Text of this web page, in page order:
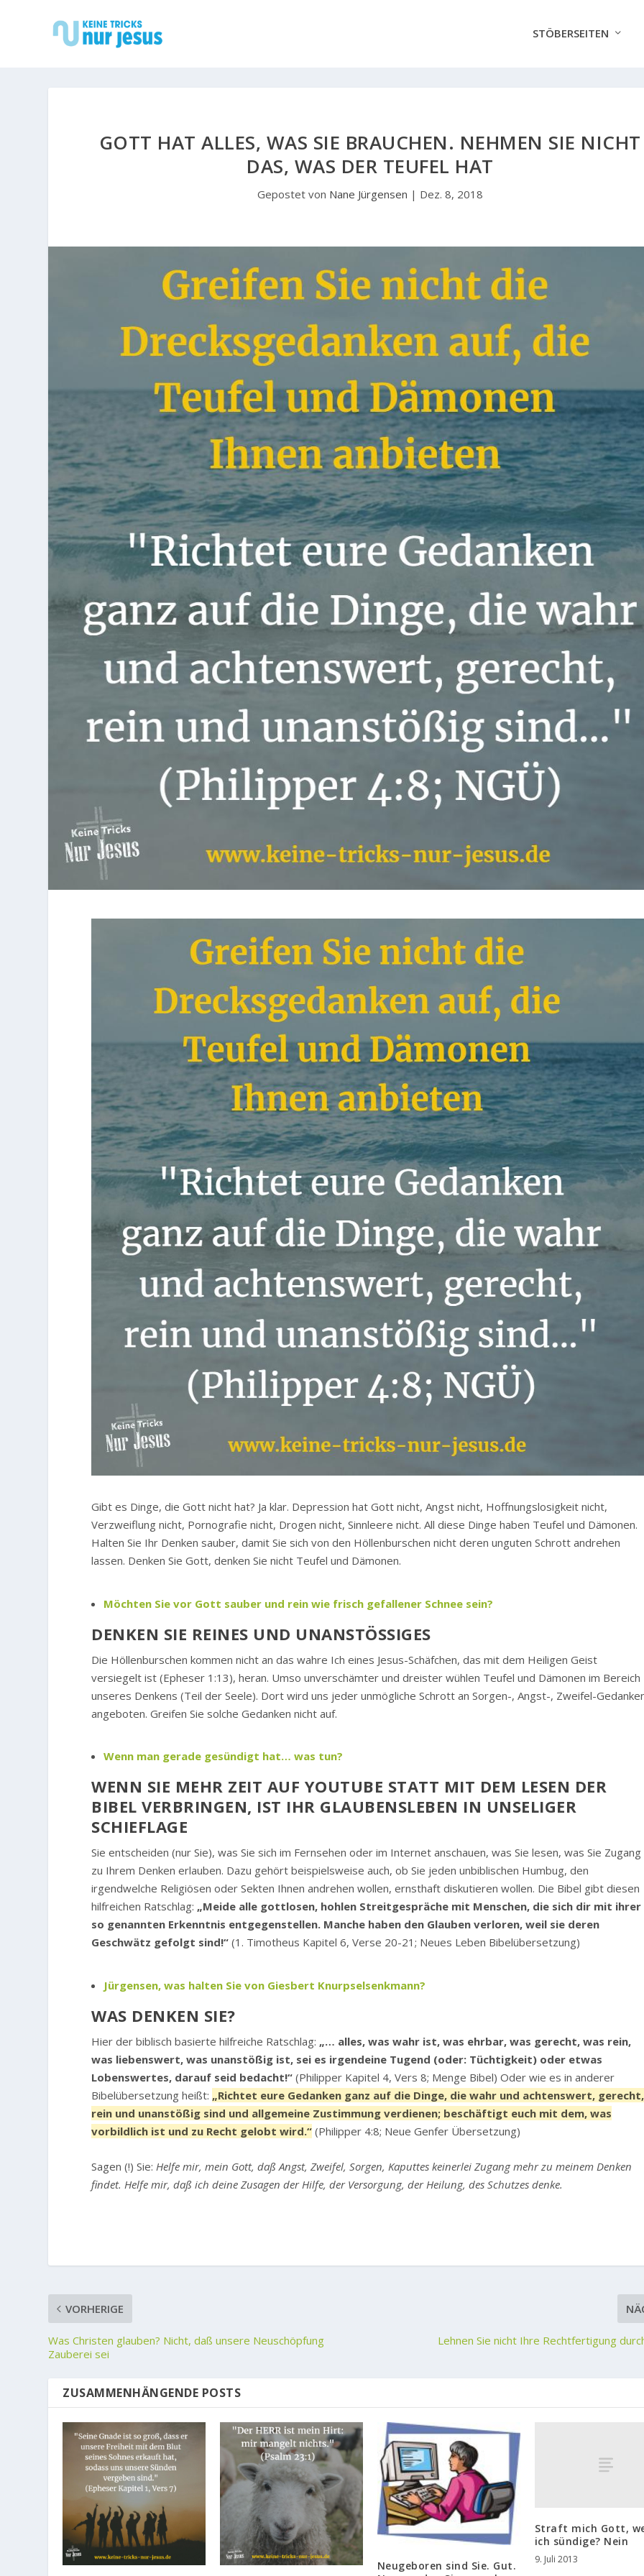
STÖBERSEITEN
GOTT HAT ALLES, WAS SIE BRAUCHEN. NEHMEN SIE NICHT
DAS, WAS DER TEUFEL HAT
Gepostet von Nane Jürgensen | Dez. 8, 2018
Gibt es Dinge, die Gott nicht hat? Ja klar. Depression hat Gott nicht, Angst nicht, Hoffnungslosigkeit nicht,
Verzweiflung nicht, Pornografie nicht, Drogen nicht, Sinnleere nicht. All diese Dinge haben Teufel und Dämonen.
Halten Sie Ihr Denken sauber, damit Sie sich von den Höllenburschen nicht deren unguten Schrott andrehen
lassen. Denken Sie Gott, denken Sie nicht Teufel und Dämonen.
Möchten Sie vor Gott sauber und rein wie frisch gefallener Schnee sein?
DENKEN SIE REINES UND UNANSTÖSSIGES
Die Höllenburschen kommen nicht an das wahre Ich eines Jesus-Schäfchen, das mit dem Heiligen Geist
versiegelt ist (Epheser 1:13), heran. Umso unverschämter und dreister wühlen Teufel und Dämonen im Bereich
unseres Denkens (Teil der Seele). Dort wird uns jeder unmögliche Schrott an Sorgen-, Angst-, Zweifel-
angeboten. Greifen Sie solche Gedanken nicht auf.
Wenn man gerade gesündigt hat… was tun?
WENN SIE MEHR ZEIT AUF YOUTUBE STATT MIT DEM LESEN DER
BIBEL VERBRINGEN, IST IHR GLAUBENSLEBEN IN UNSELIGER
SCHIEFLAGE
Sie entscheiden (nur Sie), was Sie sich im Fernsehen oder im Internet anschauen, was Sie lesen, was Sie Zugang
zu Ihrem Denken erlauben. Dazu gehört beispielsweise auch, ob Sie jeden unbiblischen Humbug, den
irgendwelche Religiösen oder Sekten Ihnen andrehen wollen, ernsthaft diskutieren wollen. Die Bibel gibt diesen
hilfreichen Ratschlag: „Meide alle gottlosen, hohlen Streitgespräche mit Menschen, die sich dir mit ihrer
so genannten Erkenntnis entgegenstellen. Manche haben den Glauben verloren, weil sie deren
Geschwätz gefolgt sind!“ (1. Timotheus Kapitel 6, Verse 20-21; Neues Leben Bibelübersetzung)
Jürgensen, was halten Sie von Giesbert Knurpselsenkmann?
WAS DENKEN SIE?
Hier der biblisch basierte hilfreiche Ratschlag: „… alles, was wahr ist, was ehrbar, was gerecht, was rein,
was liebenswert, was unanstößig ist, sei es irgendeine Tugend (oder: Tüchtigkeit) oder etwas
Lobenswertes, darauf seid bedacht!“ (Philipper Kapitel 4, Vers 8; Menge Bibel) Oder wie es in anderer
Bibelübersetzung heißt: „Richtet eure Gedanken ganz auf die Dinge, die wahr und achtenswert, gerecht,
rein und unanstößig sind und allgemeine Zustimmung verdienen; beschäftigt euch mit dem, was
vorbildlich ist und zu Recht gelobt wird.“ (Philipper 4:8; Neue Genfer Übersetzung)
Sagen (!) Sie: Helfe mir, mein Gott, daß Angst, Zweifel, Sorgen, Kaputtes keinerlei Zugang mehr zu meinem Denken
findet. Helfe mir, daß ich deine Zusagen der Hilfe, der Versorgung, der Heilung, des Schutzes denke.
VORHERIGE
Was Christen glauben? Nicht, daß unsere Neuschöpfung
Zauberei sei
Lehnen Sie nicht Ihre Rechtfertigung
ZUSAMMENHÄNGENDE POSTS
Neugeboren sind Sie. Gut.
Straft mich Gott,
ich sündige? Nein
9. Juli 2013